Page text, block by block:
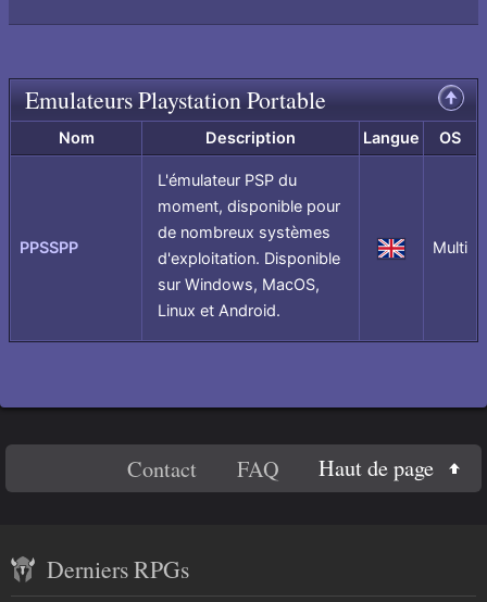
Remonter
en
de
Emulateurs Playstation Portable
Nom Description Langue OS
PPSSPP
L'émulateur PSP du
moment, disponible pour
de nombreux systèmes
d'exploitation. Disponible
sur Windows, MacOS,
Linux et Android.
US Multi
plus
sur
Contact FAQ Haut de page
récentDerniers RPGs